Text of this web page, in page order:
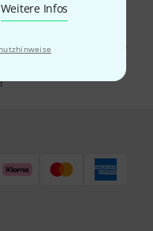
Weitere Infos
dem Erhalt von E-Mail-
zu. Die
finden Sie in
.